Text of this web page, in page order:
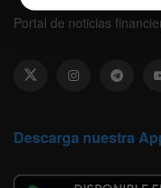
Portal de noticias
Descarga nuestra